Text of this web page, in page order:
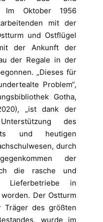
Im Oktober 1956
mit der
und Ostflügel
der Ankunft der
der Regale in der
„Dieses für
Problem“,
Gotha,
„ist dank der
des
und heutigen
durch
der
die rasche und
Lieferbetriebe in
Der Ostturm
Träger des größten
wurde im